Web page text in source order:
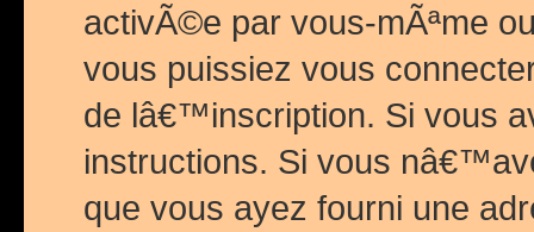
activÃ©e par vous-mÃªme
vous puissiez vous
de lâ€™inscription. Si vous
instructions. Si vous
que vous ayez fourni une